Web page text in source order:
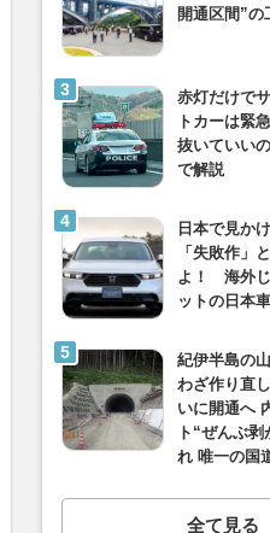
開通区間”
赤灯だけで
トカーは緊
抜いていい
で解説
日本で見か
「失敗作」
よ！ 海外じ
ットの日本
紀伊半島の
わざ作り直
いに開通へ
ト“ぜんぶ
れ 唯一の国
全て見る